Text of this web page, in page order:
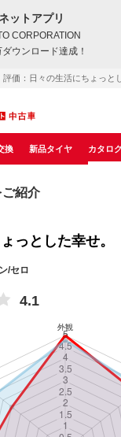
ットアプリ
CORPORATION
ウンロード達成！
価：日々の生活にちょっと
換 新品タイヤ カタロ
紹介
っとした幸せ。
/セロ
4.1